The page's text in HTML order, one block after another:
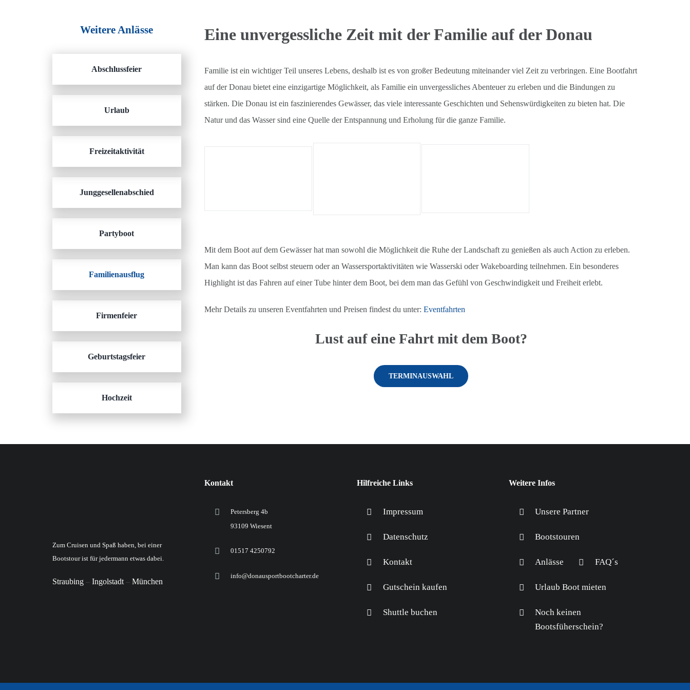
Weitere Anlässe
Abschlussfeier
Urlaub
Freizeitaktivität
Junggesellenabschied
Partyboot
Familienausflug
Firmenfeier
Geburtstagsfeier
Hochzeit
Eine unvergessliche Zeit mit der Familie auf der Donau
Familie ist ein wichtiger Teil unseres Lebens, deshalb ist es von großer Bedeutung miteinander viel Zeit zu verbringen. Eine Bootfahrt
auf der Donau bietet eine einzigartige Möglichkeit, als Familie ein unvergessliches Abenteuer zu erleben und die Bindungen zu
stärken. Die Donau ist ein faszinierendes Gewässer, das viele interessante Geschichten und Sehenswürdigkeiten zu bieten hat. Die
Natur und das Wasser sind eine Quelle der Entspannung und Erholung für die ganze Familie.
Mit dem Boot auf dem Gewässer hat man sowohl die Möglichkeit die Ruhe der Landschaft zu genießen als auch Action zu erleben.
Man kann das Boot selbst steuern oder an Wassersportaktivitäten wie Wasserski oder Wakeboarding teilnehmen. Ein besonderes
Highlight ist das Fahren auf einer Tube hinter dem Boot, bei dem man das Gefühl von Geschwindigkeit und Freiheit erlebt.
Mehr Details zu unseren Eventfahrten und Preisen findest du unter:Eventfahrten
Lust auf eine Fahrt mit dem Boot?
TERMINAUSWAHL
Zum Cruisen und Spaß haben, bei einer
Bootstour ist für jedermann etwas dabei.
Straubing– Ingolstadt– München
Kontakt
Petersberg 4b
93109 Wiesent
01517 4250792
info@donausportbootcharter.de
Hilfreiche Links
Impressum
Datenschutz
Kontakt
Gutschein kaufen
Shuttle buchen
Weitere Infos
Unsere Partner
Bootstouren
Anlässe FAQ´s
Urlaub Boot mieten
Noch keinen
Bootsfüherschein?